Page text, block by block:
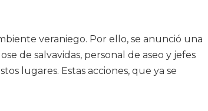
veraniego. Por ello, se anunció una
de salvavidas, personal de aseo y jefes
lugares. Estas acciones, que ya se